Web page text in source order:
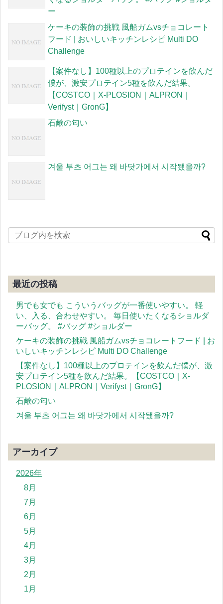
ー
ケーキの装飾の挑戦 風船ガムvsチョコレート
フード | おいしいキッチンレシピ Multi DO
Challenge
【案件なし】100種以上のプロテインを飲んだ
僕が、激安プロテイン5種を飲んだ結果。
【COSTCO｜X-PLOSION｜ALPRON｜
Verifyst｜GronG】
石鹸の匂い
겨울 부츠 어그는 왜 바닷가에서 시작됐을까?
最近の投稿
男でも女でも こういうバッグが一番使いやすい。 軽
い、入る、合わせやすい。 毎日使いたくなるショルダ
ーバッグ。 #バッグ #ショルダー
ケーキの装飾の挑戦 風船ガムvsチョコレートフード | お
いしいキッチンレシピ Multi DO Challenge
【案件なし】100種以上のプロテインを飲んだ僕が、激
安プロテイン5種を飲んだ結果。【COSTCO｜X-
PLOSION｜ALPRON｜Verifyst｜GronG】
石鹸の匂い
겨울 부츠 어그는 왜 바닷가에서 시작됐을까?
アーカイブ
2026年
8月
7月
6月
5月
4月
3月
2月
1月